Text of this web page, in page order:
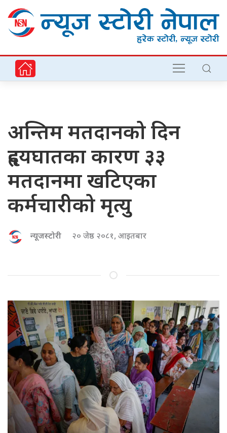
अन्तिम मतदानको दिन
हृदयघातका कारण ३३
मतदानमा खटिएका
कर्मचारीको मृत्यु
न्यूजस्टोरी २० जेष्ठ २०८१, आइतबार